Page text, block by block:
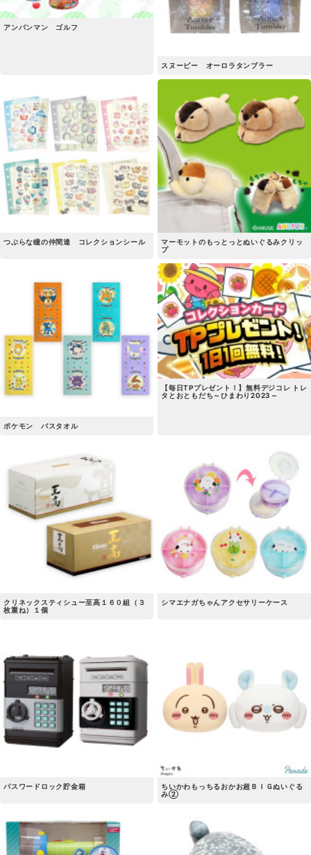
アンパンマン ゴルフ
スヌーピー オーロラタンブラー
つぶらな瞳の仲間達 コレクションシール
マーモットのもっとっとぬいぐるみクリッ
プ
ポケモン バスタオル
【毎日TPプレゼント！】無料デジコレ トレ
タとおともだち～ひまわり2023～
クリネックスティシュー至高１６０組（３
枚重ね）１個
シマエナガちゃんアクセサリーケース
パスワードロック貯金箱
ちいかわもっちるおかお超ＢＩＧぬいぐる
み②